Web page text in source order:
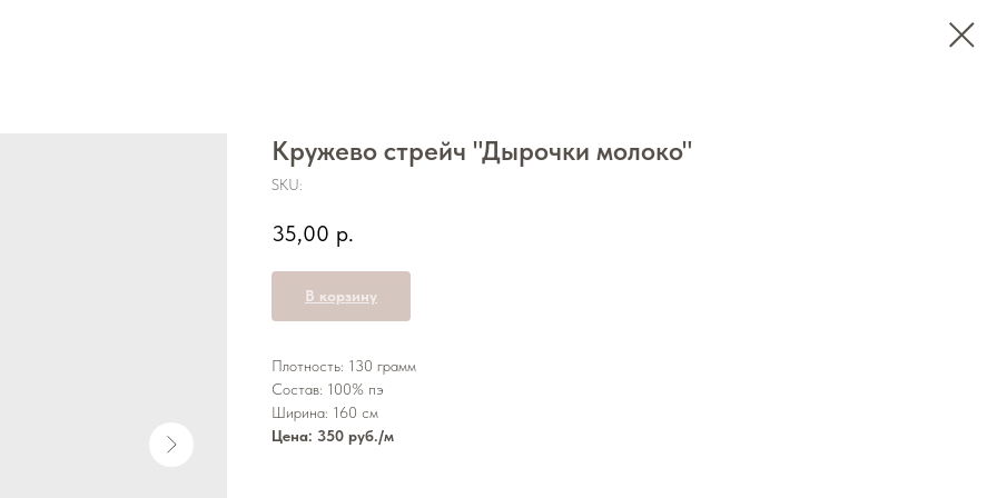
Кружево стрейч "Дырочки молоко"
SKU:
35,00 р.
В корзину
Плотность: 130 грамм
Состав: 100% пэ
Ширина: 160 см
Цена: 350 руб./м